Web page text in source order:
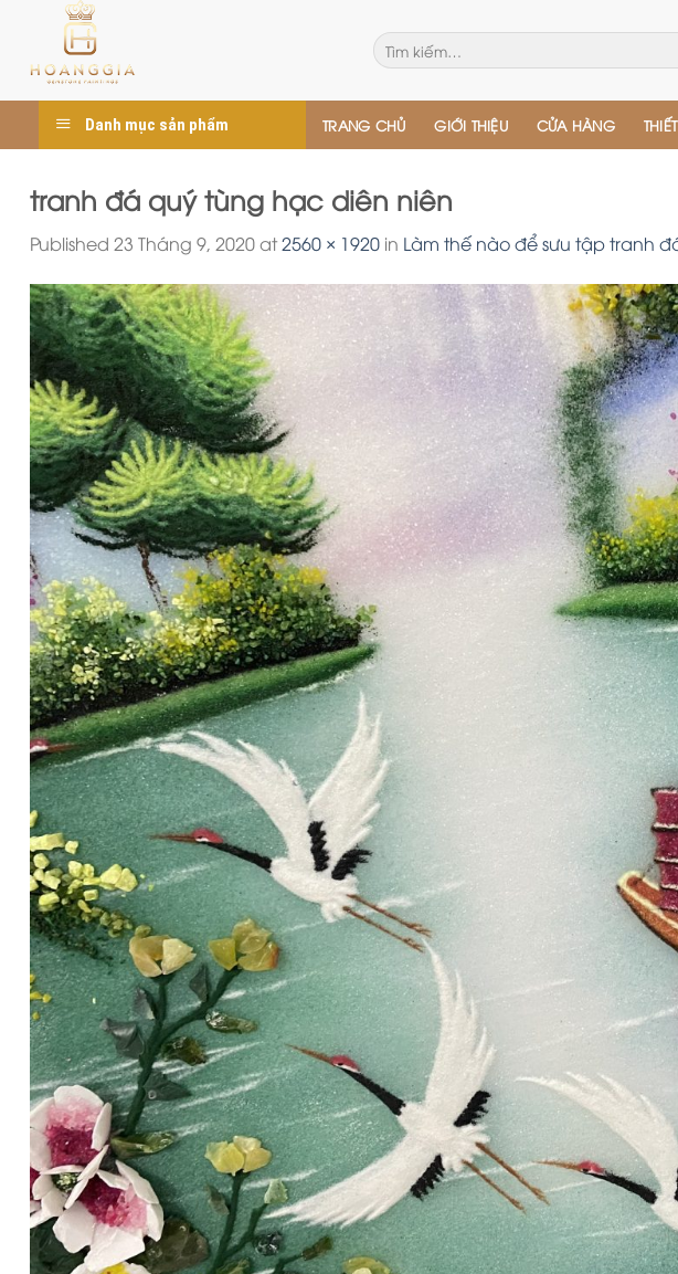
content
Tìm
kiếm:
Danh mục sản phẩm TRANG CHỦ GIỚI THIỆU CỬA HÀNG
tranh đá quý tùng hạc diên niên
Published 23 Tháng 9, 2020at2560 × 1920 in Làm thế nào để sưu tập tranh